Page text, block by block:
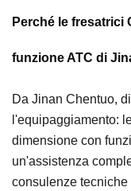
Perché le fresatrici
funzione ATC di
Da Jinan Chentuo,
l'equipaggiamento:
dimensione con
un'assistenza
consulenze